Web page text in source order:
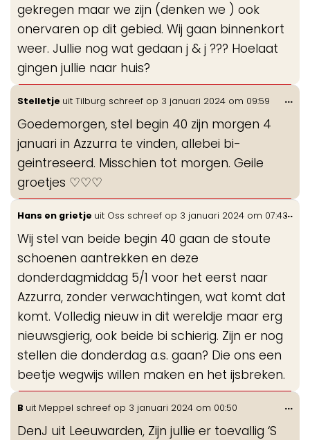
gekregen maar we zijn (denken we ) ook
onervaren op dit gebied. Wij gaan binnenkort
weer. Jullie nog wat gedaan j & j ??? Hoelaat
gingen jullie naar huis?
Stelletje uit Tilburg schreef op 3 januari 2024 om 09:59
Goedemorgen, stel begin 40 zijn morgen 4
januari in Azzurra te vinden, allebei bi-
geintreseerd. Misschien tot morgen. Geile
groetjes ♡♡♡
...
Hans en grietje uit Oss schreef op 3 januari 2024 om 07:43
Wij stel van beide begin 40 gaan de stoute
schoenen aantrekken en deze
donderdagmiddag 5/1 voor het eerst naar
Azzurra, zonder verwachtingen, wat komt dat
komt. Volledig nieuw in dit wereldje maar erg
nieuwsgierig, ook beide bi schierig. Zijn er nog
stellen die donderdag a.s. gaan? Die ons een
beetje wegwijs willen maken en het ijsbreken.
...
B uit Meppel schreef op 3 januari 2024 om 00:50
DenJ uit Leeuwarden, Zijn jullie er toevallig ‘S
...